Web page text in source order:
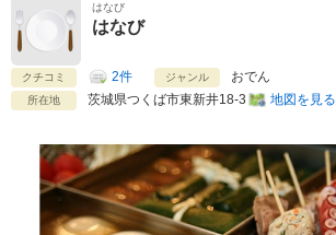
はなび
はなび
クチコミ 2件 ジャンル おでん
所在地 茨城県つくば市東新井18-3 地図を見る